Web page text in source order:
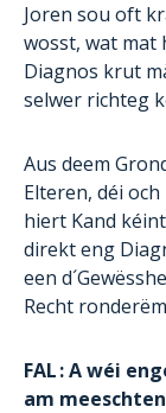
Joren sou oft
wosst, wat mat
Diagnos krut
selwer richteg
Aus deem
Elteren, déi
hiert Kand
direkt eng
een
Recht
FAL : A wéi
am